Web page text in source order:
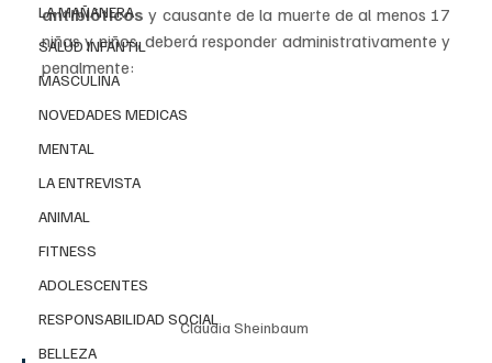
LA MAÑANERA
SALUD INFANTIL
MASCULINA
NOVEDADES MEDICAS
MENTAL
LA ENTREVISTA
ANIMAL
FITNESS
ADOLESCENTES
RESPONSABILIDAD SOCIAL
BELLEZA
antibióticos y causante de la muerte de al menos 17
niñas y niños, deberá responder administrativamente y
penalmente:
Claudia Sheinbaum